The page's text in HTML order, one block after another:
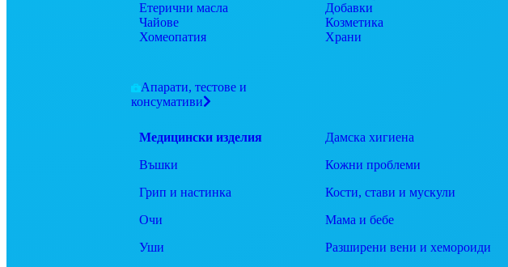
Етерични масла
Чайове
Хомеопатия
Добавки
Козметика
Храни
Апарати, тестове и
консумативи
Медицински изделия
Въшки
Грип и настинка
Очи
Уши
Дамска хигиена
Кожни проблеми
Кости, стави и мускули
Мама и бебе
Разширени вени и хемороиди